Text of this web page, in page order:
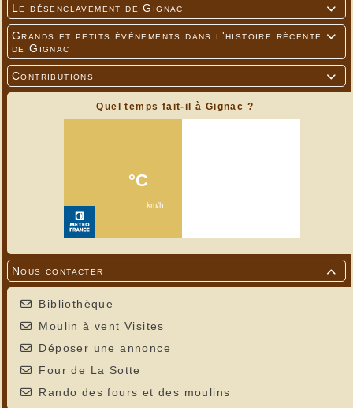

Le désenclavement de Gignac

Grands et petits événements dans l'histoire récente
de Gignac

Contributions
Quel temps fait-il à Gignac ?

Nous contacter
Bibliothèque
Moulin à vent Visites
Déposer une annonce
Four de La Sotte
Rando des fours et des moulins